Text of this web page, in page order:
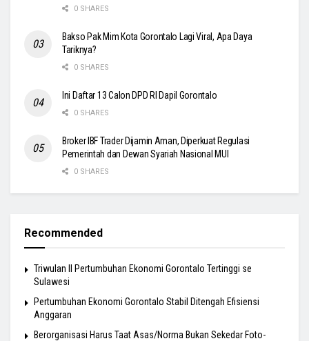
0 SHARES
Bakso Pak Mim Kota Gorontalo Lagi Viral, Apa Daya
Tariknya?
0 SHARES
Ini Daftar 13 Calon DPD RI Dapil Gorontalo
0 SHARES
Broker IBF Trader Dijamin Aman, Diperkuat Regulasi
Pemerintah dan Dewan Syariah Nasional MUI
0 SHARES
Recommended
Triwulan II Pertumbuhan Ekonomi Gorontalo Tertinggi se
Sulawesi
Pertumbuhan Ekonomi Gorontalo Stabil Ditengah Efisiensi
Anggaran
Berorganisasi Harus Taat Asas/Norma Bukan Sekedar Foto-